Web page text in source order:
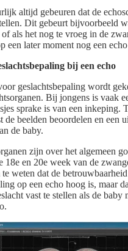
altijd gebeuren dat de
Dit gebeurt bijvoorbeeld
als het nog te vroeg in de
een later moment nog een
bij een echo
geslachtsbepaling wordt
Bij jongens is vaak
sprake is van een inkeping.
de beelden beoordelen en een
de baby.
zijn over het algemeen
18e en 20e week van de
weten dat de
op een echo hoog is, maar
vast te stellen als de baby